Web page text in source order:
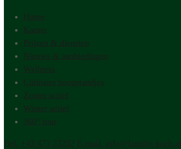
Home
Kamer
Prijzen & diensten
Nieuws & aanbiedingen
Wellness
Culinaire hoogstandjes
Zomer actief
Winter actief
360° tour
Bel. +43 473 23202 E-mail. info@familie-koch.at